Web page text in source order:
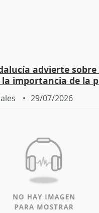
advierte
importancia de la
29/07/2026